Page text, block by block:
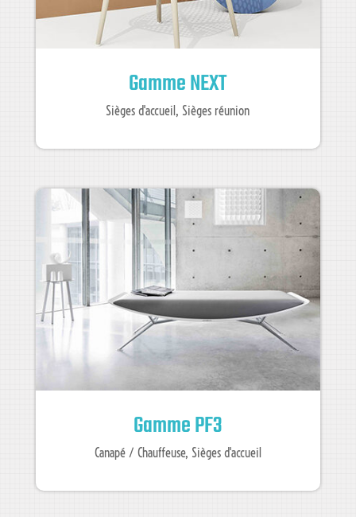
Gamme NEXT
Sièges d'accueil, Sièges réunion
Gamme PF3
Canapé / Chauffeuse, Sièges d'accueil